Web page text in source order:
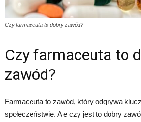
Czy farmaceuta to dobry zawód?
Czy farmaceuta to
zawód?
Farmaceuta to zawód, który odgrywa
społeczeństwie. Ale czy jest to dobry